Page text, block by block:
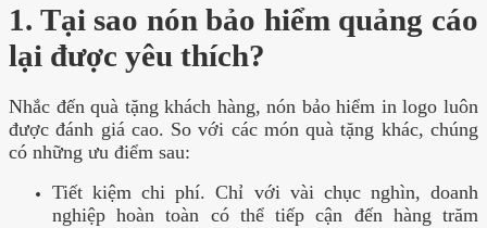
1. Tại sao nón bảo hiểm quảng cáo
lại được yêu thích?
Nhắc đến quà tặng khách hàng, nón bảo hiểm in logo luôn
được đánh giá cao. So với các món quà tặng khác, chúng
có những ưu điểm sau:
Tiết kiệm chi phí. Chỉ với vài chục nghìn, doanh
nghiệp hoàn toàn có thể tiếp cận đến hàng trăm